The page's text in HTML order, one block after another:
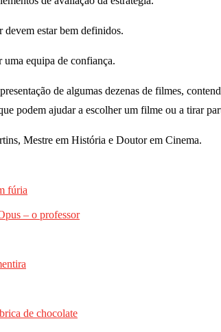
devem estar bem definidos.
uma equipa de confiança.
de algumas dezenas de filmes,
podem ajudar a escolher um filme ou a tirar
Mestre em História e Doutor em Cinema.
fúria
– o professor
de chocolate